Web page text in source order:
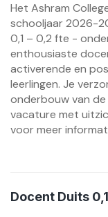
Het Ashram
schooljaar 2026-
0,1 – 0,2 fte -
enthousiaste
activerende en
leerlingen. Je
onderbouw van
vacature met
voor meer
Docent Duits